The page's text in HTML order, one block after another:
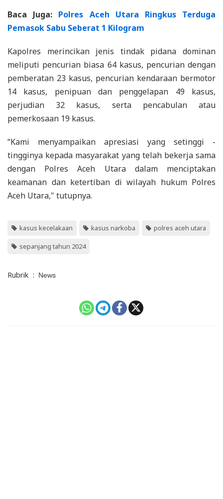
Baca Juga: Polres Aceh Utara Ringkus Terduga
Pemasok Sabu Seberat 1 Kilogram
Kapolres merincikan jenis tindak pidana dominan
meliputi pencurian biasa 64 kasus, pencurian dengan
pemberatan 23 kasus, pencurian kendaraan bermotor
14 kasus, penipuan dan penggelapan 49 kasus,
perjudian 32 kasus, serta pencabulan atau
pemerkosaan 19 kasus.
“Kami menyampaikan apresiasi yang setinggi -
tingginya kepada masyarakat yang telah bekerja sama
dengan Polres Aceh Utara dalam menciptakan
keamanan dan ketertiban di wilayah hukum Polres
Aceh Utara," tutupnya.
kasus kecelakaan kasus narkoba polres aceh utara
sepanjang tahun 2024
Rubrik : News